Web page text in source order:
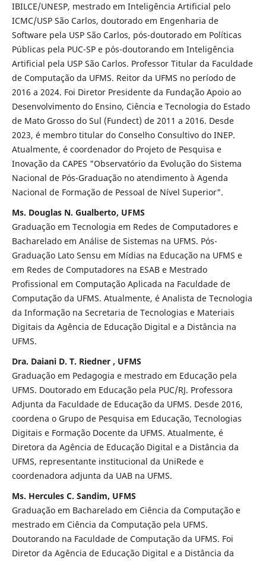
IBILCE/UNESP, mestrado em Inteligência Artificial pelo
ICMC/USP São Carlos, doutorado em Engenharia de
Software pela USP São Carlos, pós-doutorado em Políticas
Públicas pela PUC-SP e pós-doutorando em Inteligência
Artificial pela USP São Carlos. Professor Titular da Faculdade
de Computação da UFMS. Reitor da UFMS no período de
2016 a 2024. Foi Diretor Presidente da Fundação Apoio ao
Desenvolvimento do Ensino, Ciência e Tecnologia do Estado
de Mato Grosso do Sul (Fundect) de 2011 a 2016. Desde
2023, é membro titular do Conselho Consultivo do INEP.
Atualmente, é coordenador do Projeto de Pesquisa e
Inovação da CAPES "Observatório da Evolução do Sistema
Nacional de Pós-Graduação no atendimento à Agenda
Nacional de Formação de Pessoal de Nível Superior".
Ms. Douglas N. Gualberto, UFMS
Graduação em Tecnologia em Redes de Computadores e
Bacharelado em Análise de Sistemas na UFMS. Pós-
Graduação Lato Sensu em Mídias na Educação na UFMS e
em Redes de Computadores na ESAB e Mestrado
Profissional em Computação Aplicada na Faculdade de
Computação da UFMS. Atualmente, é Analista de Tecnologia
da Informação na Secretaria de Tecnologias e Materiais
Digitais da Agência de Educação Digital e a Distância na
UFMS.
Dra. Daiani D. T. Riedner , UFMS
Graduação em Pedagogia e mestrado em Educação pela
UFMS. Doutorado em Educação pela PUC/RJ. Professora
Adjunta da Faculdade de Educação da UFMS. Desde 2016,
coordena o Grupo de Pesquisa em Educação, Tecnologias
Digitais e Formação Docente da UFMS. Atualmente, é
Diretora da Agência de Educação Digital e a Distância da
UFMS, representante institucional da UniRede e
coordenadora adjunta da UAB na UFMS.
Ms. Hercules C. Sandim, UFMS
Graduação em Bacharelado em Ciência da Computação e
mestrado em Ciência da Computação pela UFMS.
Doutorando na Faculdade de Computação da UFMS. Foi
Diretor da Agência de Educação Digital e a Distância da